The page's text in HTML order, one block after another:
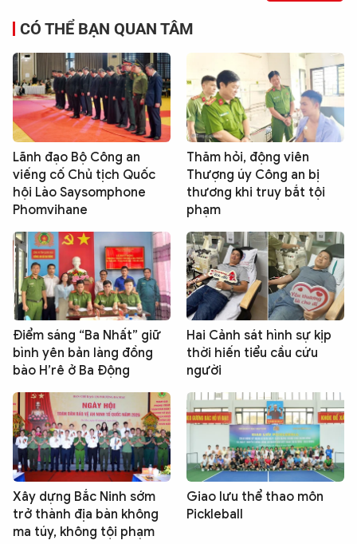
CÓ THỂ BẠN QUAN TÂM
Lãnh đạo Bộ Công an
viếng cố Chủ tịch Quốc
hội Lào Saysomphone
Phomvihane
Thăm hỏi, động viên
Thượng úy Công an bị
thương khi truy bắt tội
phạm
Điểm sáng “Ba Nhất” giữ
bình yên bản làng đồng
bào H’rê ở Ba Động
Hai Cảnh sát hình sự kịp
thời hiến tiểu cầu cứu
người
Xây dựng Bắc Ninh sớm
trở thành địa bàn không
ma túy, không tội phạm
Giao lưu thể thao môn
Pickleball